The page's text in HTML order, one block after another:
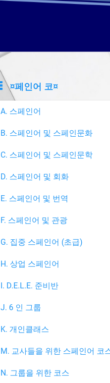
¤페인어 코¤
A. 스페인어
B. 스페인어 및 스페인문화
C. 스페인어 및 스페인문학
D. 스페인어 및 회화
E. 스페인어 및 번역
F. 스페인어 및 관광
G. 집중 스페인어 (초급)
H. 상업 스페인어
I. D.E.L.E. 준비반
J. 6 인 그룹
K. 개인클래스
M. 교사들을 위한 스페인어 코
N. 그룹을 위한 코스